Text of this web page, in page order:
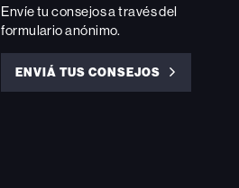
Envíe tu consejos a través del
formulario anónimo.
ENVIÁ TUS CONSEJOS
ENVIÁ